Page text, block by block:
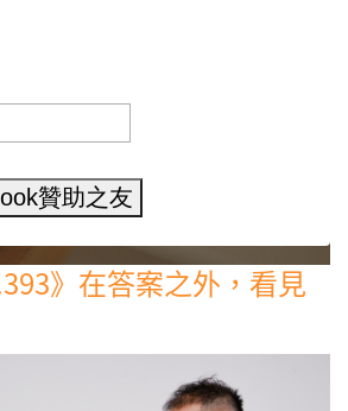
贊助之友
》在答案之外，看見